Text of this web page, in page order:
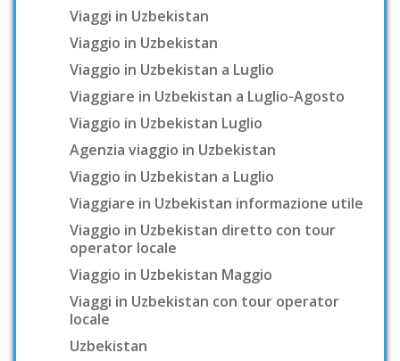
Viaggi in Uzbekistan
Viaggio in Uzbekistan
Viaggio in Uzbekistan a Luglio
Viaggiare in Uzbekistan a Luglio-Agosto
Viaggio in Uzbekistan Luglio
Agenzia viaggio in Uzbekistan
Viaggio in Uzbekistan a Luglio
Viaggiare in Uzbekistan informazione utile
Viaggio in Uzbekistan diretto con tour
operator locale
Viaggio in Uzbekistan Maggio
Viaggi in Uzbekistan con tour operator
locale
Uzbekistan